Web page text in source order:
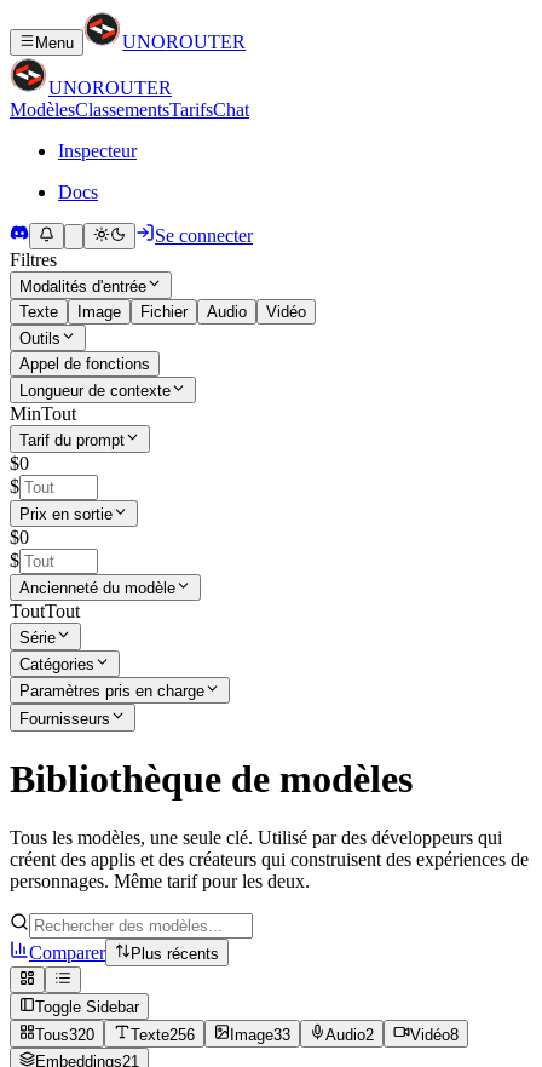
Menu UNOROUTER
UNOROUTER
ModèlesClassementsTarifsChat
Inspecteur
Docs
Se connecter
Filtres
Modalités d'entrée
Texte
Image Fichier Audio
Vidéo
Outils
Appel de fonctions
Longueur de contexte
MinTout
Tarif du prompt
$0
$
Prix en sortie
$0
$
Ancienneté du modèle
ToutTout
Série
Catégories
Paramètres pris en charge
Fournisseurs
Bibliothèque de modèles
Tous les modèles, une seule clé. Utilisé par des développeurs qui
créent des applis et des créateurs qui construisent des expériences de
personnages. Même tarif pour les deux.
Comparer Plus récents
Toggle Sidebar
Tous320 Texte256 Image33 Audio2 Vidéo8
Embeddings21